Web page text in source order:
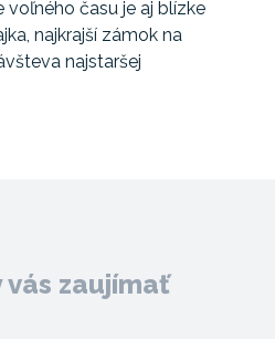
času je aj blízke
najkrajší zámok na
najstaršej
vás zaujímať